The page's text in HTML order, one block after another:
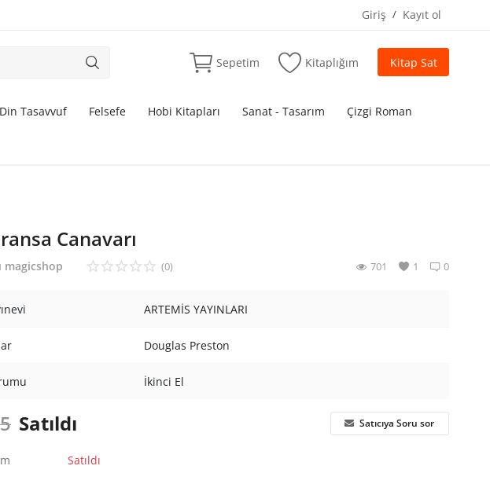
Giriş / Kayıt ol
Sepetim Kitaplığım Kitap Sat
Din Tasavvuf Felsefe Hobi Kitapları Sanat - Tasarım Çizgi Roman
Canavarı
magicshop 0
(0) 1
701
ARTEMİS YAYINLARI
Douglas Preston
İkinci El
Satıldı Satıcıya Soru sor
Satıldı